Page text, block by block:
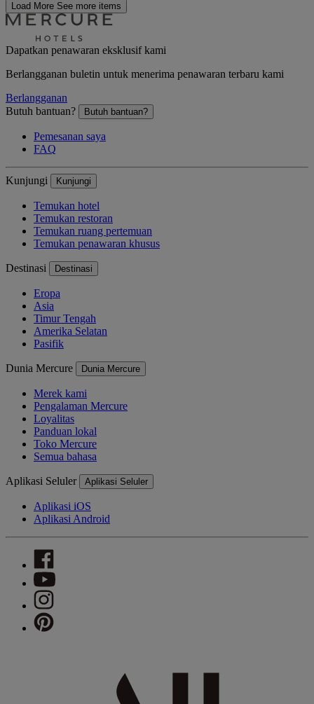
Load More See more items
Dapatkan penawaran eksklusif kami
Berlangganan buletin untuk menerima penawaran terbaru kami
Berlangganan
Butuh bantuan?
Butuh bantuan?
Pemesanan saya
FAQ
Kunjungi Kunjungi
Temukan hotel
Temukan restoran
Temukan ruang pertemuan
Temukan penawaran khusus
Destinasi Destinasi
Eropa
Asia
Timur Tengah
Amerika Selatan
Pasifik
Dunia Mercure Dunia Mercure
Merek kami
Pengalaman Mercure
Loyalitas
Panduan lokal
Toko Mercure
Semua bahasa
Aplikasi Seluler Aplikasi Seluler
Aplikasi iOS
Aplikasi Android